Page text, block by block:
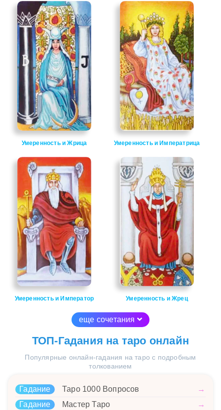
Умеренность и Жрица Умеренность и Императрица
Умеренность и Император Умеренность и Жрец
еще сочетания
ТОП-Гадания на таро онлайн
Популярные онлайн-гадания на таро с подробным
толкованием
Гадание Таро 1000 Вопросов
→
Гадание
Мастер Таро
→